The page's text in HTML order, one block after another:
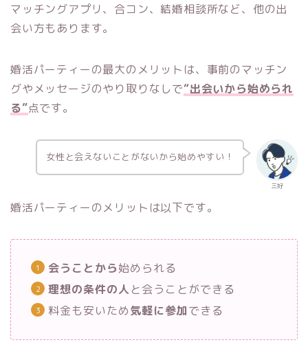
マッチングアプリ、合コン、結婚相談所など、他の出
会い方もあります。
婚活パーティーの最大のメリットは、事前のマッチン
グやメッセージのやり取りなしで“出会いから始められ
る”点です。
三好
女性と会えないことがないから始めやすい！
婚活パーティーのメリットは以下です。
会うことから始められる
理想の条件の人 と会うことができる
料金も安いため気軽に参加できる